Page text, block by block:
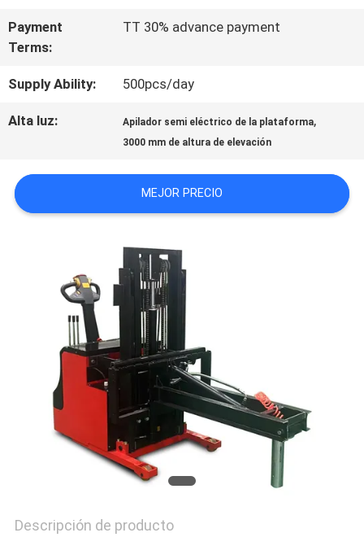
CONTROL
DE
CALIDAD
ÉNTRENOS
EN
CONTACTO
NOTICIAS
MAPA
Payment
Terms:
TT 30% advance payment
Supply Ability: 500pcs/day
Alta luz: Apilador semi eléctrico de la plataforma,
3000 mm de altura de elevación
MEJOR PRECIO
Descripción de producto